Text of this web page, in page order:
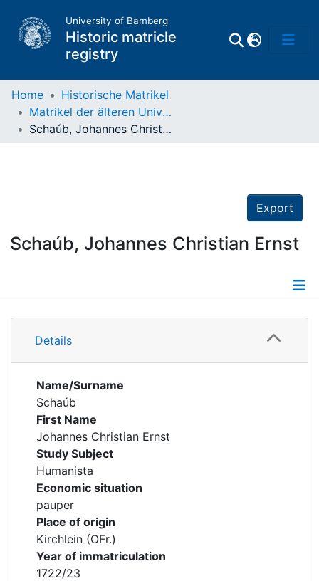
University of Bamberg
Historic matricle
registry
Matrikel
Home
Historische Matrikel
Matrikel der älteren Universität
Schaúb, Johannes Christian Ernst
Export
Schaúb, Johannes Christian Ernst
Details
Details
Name/Surname
Schaúb
First Name
Johannes Christian Ernst
Study Subject
Humanista
Economic situation
pauper
Place of origin
Kirchlein (OFr.)
Year of immatriculation
1722/23